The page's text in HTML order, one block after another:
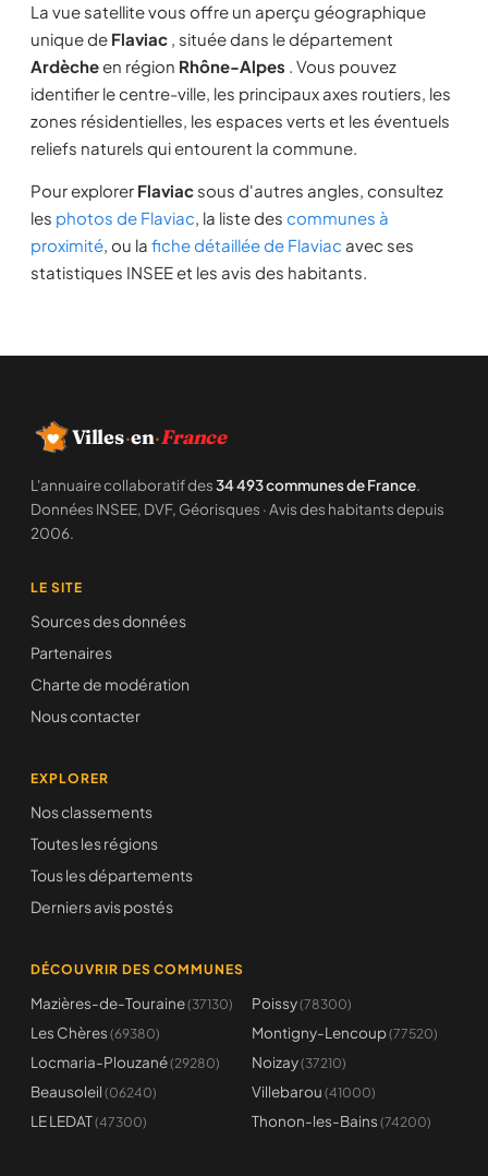
La vue satellite vous offre un aperçu géographique
unique de Flaviac , située dans le département
Ardècheen région Rhône-Alpes . Vous pouvez
identifier le centre-ville, les principaux axes routiers, les
zones résidentielles, les espaces verts et les éventuels
reliefs naturels qui entourent la commune.
Pour explorer Flaviac sous d'autres angles, consultez
les photos de Flaviac, la liste des communes à
proximité, ou la fiche détaillée de Flaviac avec ses
statistiques INSEE et les avis des habitants.
Villes·en·France
L'annuaire collaboratif des34 493 communes de France.
Données INSEE, DVF, Géorisques · Avis des habitants depuis
2006.
LE SITE
Sources des données
Partenaires
Charte de modération
Nous contacter
EXPLORER
Nos classements
Toutes les régions
Tous les départements
Derniers avis postés
DÉCOUVRIR DES COMMUNES
Mazières-de-Touraine(37130) Poissy(78300)
Les Chères (69380) Montigny-Lencoup(77520)
Locmaria-Plouzané(29280) Noizay(37210)
Beausoleil (06240) Villebarou (41000)
LE LEDAT(47300) Thonon-les-Bains (74200)